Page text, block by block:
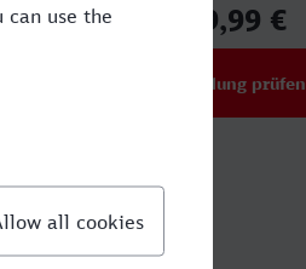
59,99 €
Verbindung prüfen